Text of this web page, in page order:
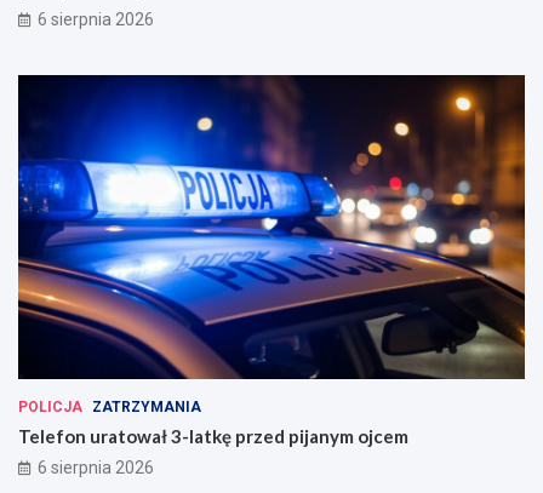
6 sierpnia 2026
POLICJA ZATRZYMANIA
Telefon uratował 3-latkę przed pijanym ojcem
6 sierpnia 2026